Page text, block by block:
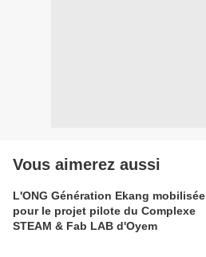
Vous aimerez aussi
L'ONG Génération Ekang mobilisée
pour le projet pilote du Complexe
STEAM & Fab LAB d'Oyem